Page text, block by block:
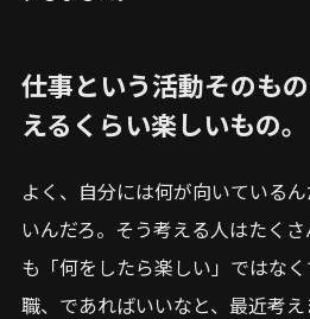
仕事という活動そのも
えるくらい楽しいもの。
よく、自分には何が向いている
いんだろ。そう考える人はたく
も「何をしたら楽しい」ではな
職、であればいいなと、最近考